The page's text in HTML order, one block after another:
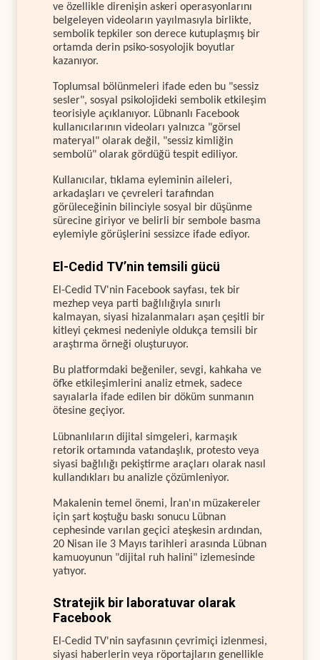
ve özellikle direnişin askeri operasyonlarını
belgeleyen videoların yayılmasıyla birlikte,
sembolik tepkiler son derece kutuplaşmış bir
ortamda derin psiko-sosyolojik boyutlar
kazanıyor.
Toplumsal bölünmeleri ifade eden bu "sessiz
sesler", sosyal psikolojideki sembolik etkileşim
teorisiyle açıklanıyor. Lübnanlı Facebook
kullanıcılarının videoları yalnızca "görsel
materyal" olarak değil, "sessiz kimliğin
sembolü" olarak gördüğü tespit ediliyor.
Kullanıcılar, tıklama eyleminin aileleri,
arkadaşları ve çevreleri tarafından
görüleceğinin bilinciyle sosyal bir düşünme
sürecine giriyor ve belirli bir sembole basma
eylemiyle görüşlerini sessizce ifade ediyor.
El-Cedid TV’nin temsili gücü
El-Cedid TV'nin Facebook sayfası, tek bir
mezhep veya parti bağlılığıyla sınırlı
kalmayan, siyasi hizalanmaları aşan çeşitli bir
kitleyi çekmesi nedeniyle oldukça temsili bir
araştırma örneği oluşturuyor.
Bu platformdaki beğeniler, sevgi, kahkaha ve
öfke etkileşimlerini analiz etmek, sadece
sayıalarla ifade edilen bir döküm sunmanın
ötesine geçiyor.
Lübnanlıların dijital simgeleri, karmaşık
retorik ortamında vatandaşlık, protesto veya
siyasi bağlılığı pekiştirme araçları olarak nasıl
kullandıkları bu analizle çözümleniyor.
Makalenin temel önemi, İran'ın müzakereler
için şart koştuğu baskı sonucu Lübnan
cephesinde varılan geçici ateşkesin ardından,
20 Nisan ile 3 Mayıs tarihleri arasında Lübnan
kamuoyunun "dijital ruh halini" izlemesinde
yatıyor.
Stratejik bir laboratuvar olarak
Facebook
El-Cedid TV'nin sayfasının çevrimiçi izlenmesi,
siyasi haberlerin veya röportajların genellikle